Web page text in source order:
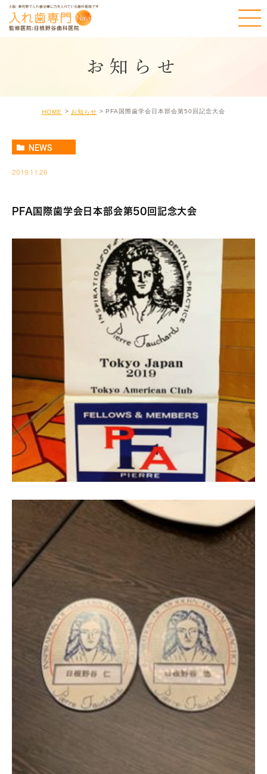
お知らせ
HOME お知らせ PFA国際歯学会日本部会第50回記念大会
NEWS
2019.11.26
PFA国際歯学会日本部会第50回記念大会